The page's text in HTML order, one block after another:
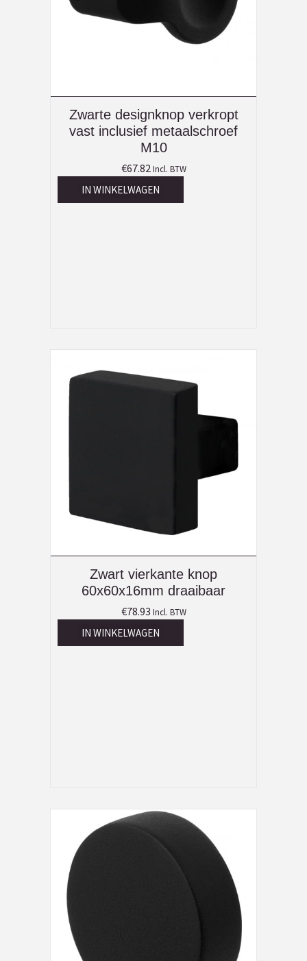
Zwarte designknop verkropt
vast inclusief metaalschroef
M10
€67.82 Incl. BTW
IN WINKELWAGEN
Zwart vierkante knop
60x60x16mm draaibaar
€78.93 Incl. BTW
IN WINKELWAGEN